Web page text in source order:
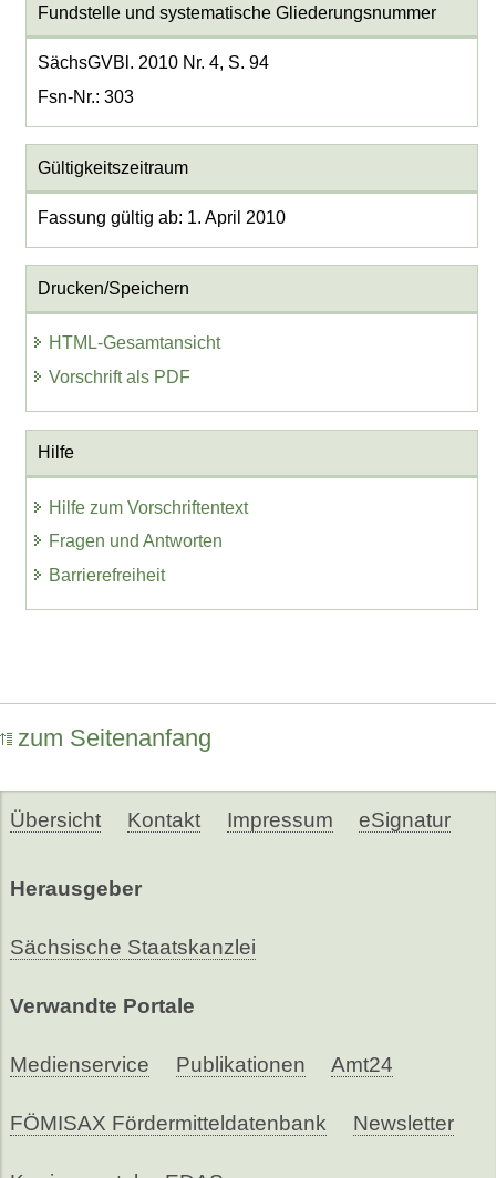
Fundstelle und systematische Gliederungsnummer
SächsGVBl. 2010 Nr. 4, S. 94
Fsn-Nr.: 303
Gültigkeitszeitraum
Fassung gültig ab: 1. April 2010
Drucken/Speichern
HTML-Gesamtansicht
Vorschrift als PDF
Hilfe
Hilfe zum Vorschriftentext
Fragen und Antworten
Barrierefreiheit
zum Seitenanfang
Übersicht Kontakt Impressum eSignatur
Herausgeber
Sächsische Staatskanzlei
Verwandte Portale
Medienservice Publikationen Amt24
FÖMISAX Fördermitteldatenbank Newsletter